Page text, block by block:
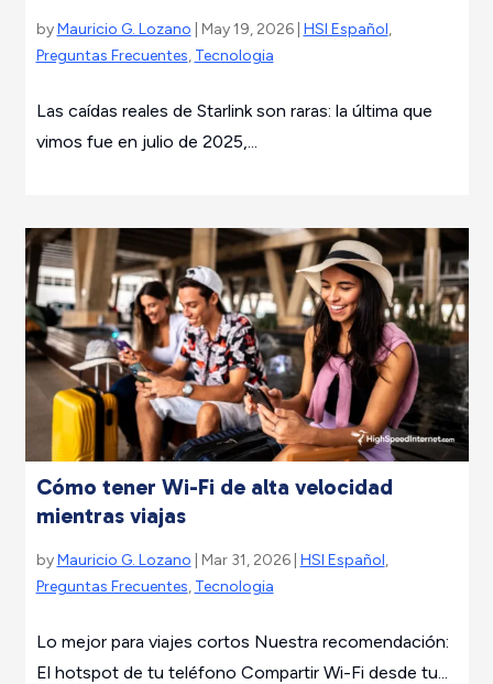
byMauricio G. Lozano | May 19, 2026 | HSI Español,
Preguntas Frecuentes, Tecnologia
Las caídas reales de Starlink son raras: la última que
vimos fue en julio de 2025,...
Cómo tener Wi-Fi de alta velocidad
mientras viajas
byMauricio G. Lozano | Mar 31, 2026 | HSI Español,
Preguntas Frecuentes, Tecnologia
Lo mejor para viajes cortos Nuestra recomendación:
El hotspot de tu teléfono Compartir Wi-Fi desde tu...